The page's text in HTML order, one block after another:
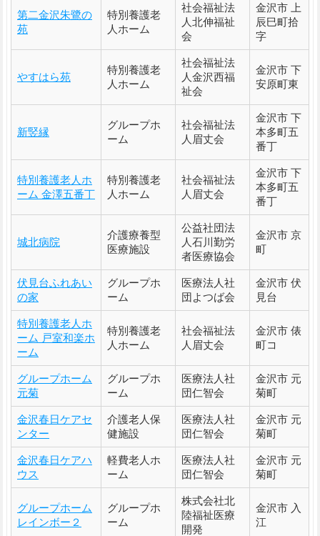
第二金沢朱鷺の
苑
特別養護老
人ホーム
社会福祉法
人北伸福祉
会
金沢市 上
辰巳町拾
字
やすはら苑
特別養護老
人ホーム
社会福祉法
人金沢西福
祉会
金沢市 下
安原町東
新竪縁
グループホ
ーム
社会福祉法
人眉丈会
金沢市 下
本多町五
番丁
特別養護老人ホ
ーム 金澤五番丁
特別養護老
人ホーム
社会福祉法
人眉丈会
金沢市 下
本多町五
番丁
城北病院
介護療養型
医療施設
公益社団法
人石川勤労
者医療協会
金沢市 京
町
伏見台ふれあい
の家
グループホ
ーム
医療法人社
団よつば会
金沢市 伏
見台
特別養護老人ホ
ーム 戸室和楽ホ
ーム
特別養護老
人ホーム
社会福祉法
人眉丈会
金沢市 俵
町コ
グループホーム
元菊
グループホ
ーム
医療法人社
団仁智会
金沢市 元
菊町
金沢春日ケアセ
ンター
介護老人保
健施設
医療法人社
団仁智会
金沢市 元
菊町
金沢春日ケアハ
ウス
軽費老人ホ
ーム
医療法人社
団仁智会
金沢市 元
菊町
グループホーム
レインボー２
グループホ
ーム
株式会社北
陸福祉医療
開発
金沢市 入
江